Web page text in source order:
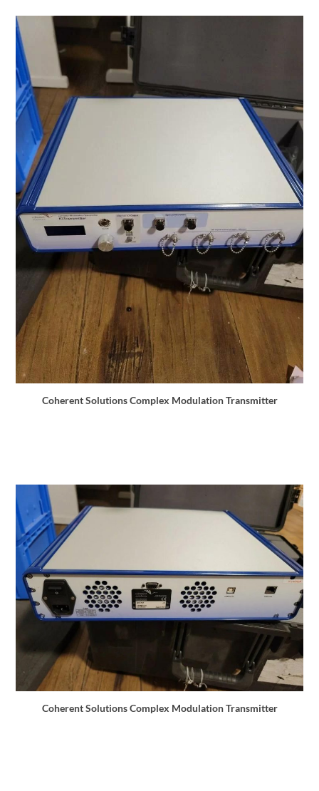
Coherent Solutions Complex Modulation Transmitter
Coherent Solutions Complex Modulation Transmitter